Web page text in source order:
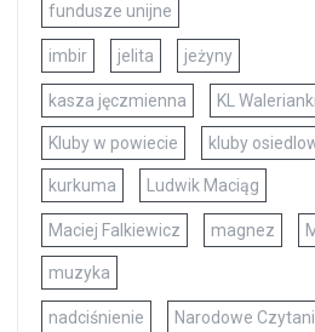
fundusze unijne
imbir jelita jeżyny
kasza jęczmienna KL
Kluby w powiecie kluby
kurkuma Ludwik Maciąg
Maciej Falkiewicz magnez
muzyka
nadciśnienie Narodowe